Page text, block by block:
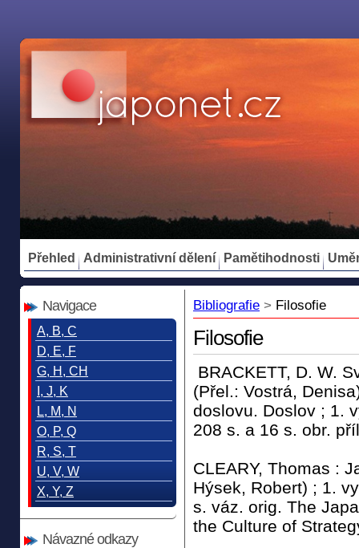
Přehled Administrativní dělení Pamětihodnosti
Navigace
A, B, C
D, E, F
G, H, CH
I, J, K
L, M, N
O, P, Q
R, S, T
U, V, W
X, Y, Z
Návazné odkazy
Bibliografie > Filosofie
Filosofie
BRACKETT, D. W.
(Přel.: Vostrá,
doslovu. Doslov ; 1.
208 s. a 16 s. obr.
CLEARY, Thomas :
Hýsek, Robert) ; 1.
s. váz. orig. The
the Culture of